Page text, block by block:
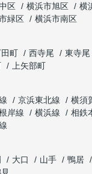
区 横浜市旭区
横
緑区
横浜市南区
町 西寺尾 東寺尾
上矢部町
京浜東北線
横須
岸線 横浜線
相鉄
大口 山手 鴨居